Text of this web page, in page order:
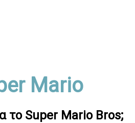
Mario
το Super Mario Bros;